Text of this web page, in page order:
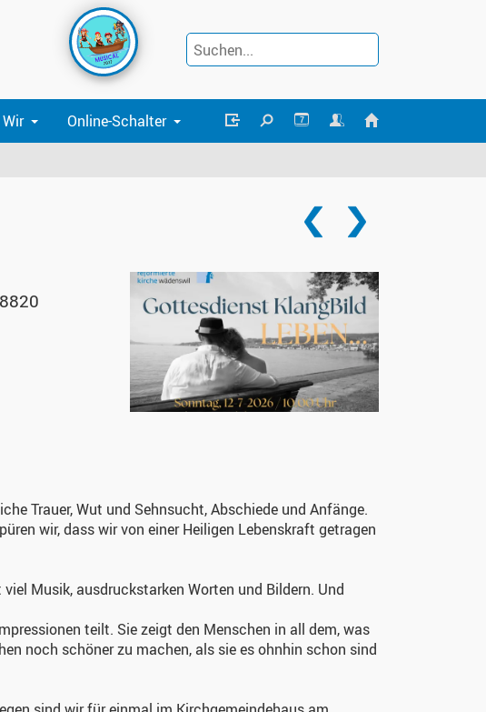
7
Wir Online-Schalter
Trauer, Wut und Sehnsucht, Abschiede und Anfänge.
wir, dass wir von einer Heiligen Lebenskraft getragen
Musik, ausdruckstarken Worten und Bildern. Und
teilt. Sie zeigt den Menschen in all dem, was
noch schöner zu machen, als sie es ohnhin schon sind